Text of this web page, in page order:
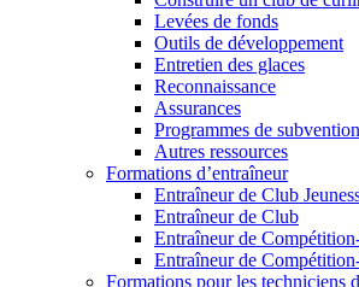
Levées de fonds
Outils de développement
Entretien des glaces
Reconnaissance
Assurances
Programmes de
Autres ressources
Formations d’entraîneur
Entraîneur de Club
Entraîneur de Club
Entraîneur de
Entraîneur de
Formations pour les techniciens